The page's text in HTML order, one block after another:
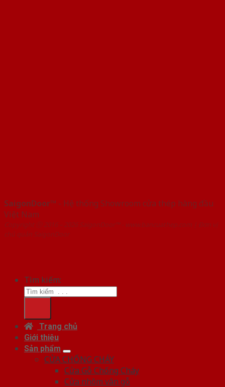
SaigonDoor™ - Hệ thống Showroom cửa thép hàng đầu
Việt Nam
Copyright ⓒ 2016 – 2026 SaigonDoor™ - www.bancuathep.com | Đơn vị
chủ quản SaigonDoor
Tìm kiếm:
Trang chủ
Giới thiệu
Sản phẩm
CỬA CHỐNG CHÁY
Cửa Gỗ Chống Cháy
Cửa nhôm vân gỗ